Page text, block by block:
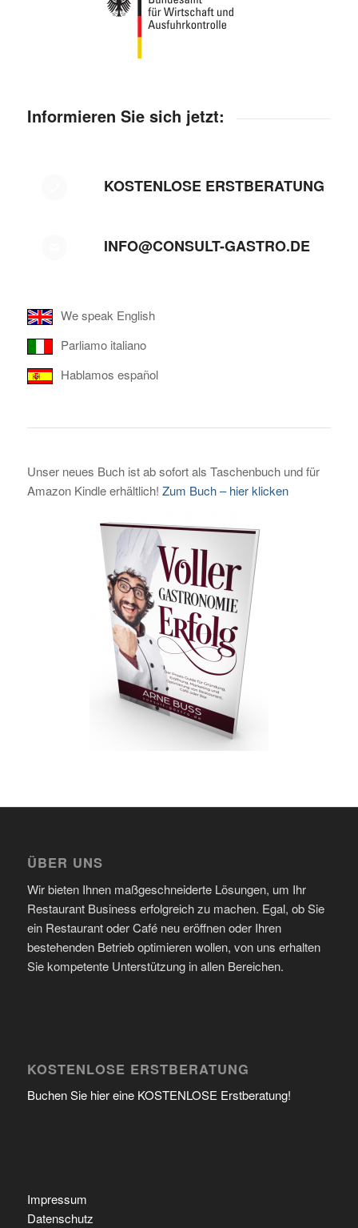
Informieren Sie sich jetzt:
KOSTENLOSE ERSTBERATUNG
INFO@CONSULT-GASTRO.DE
We speak English
Parliamo italiano
Hablamos español
Unser neues Buch ist ab sofort als Taschenbuch und für
Amazon Kindle erhältlich! Zum Buch – hier klicken
ÜBER UNS
Wir bieten Ihnen maßgeschneiderte Lösungen, um Ihr
Restaurant Business erfolgreich zu machen. Egal, ob Sie
ein Restaurant oder Café neu eröffnen oder Ihren
bestehenden Betrieb optimieren wollen, von uns erhalten
Sie kompetente Unterstützung in allen Bereichen.
KOSTENLOSE ERSTBERATUNG
Buchen Sie hier eine KOSTENLOSE Erstberatung!
Impressum
Datenschutz